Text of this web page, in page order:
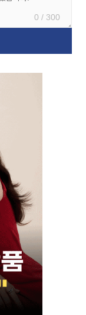
0 / 300